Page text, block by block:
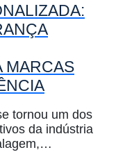
MARCAS
tornou um dos
da indústria